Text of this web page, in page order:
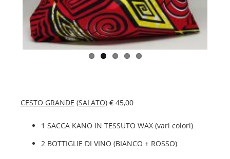
CESTO GRANDE (SALATO) € 45,00
1 SACCA KANO IN TESSUTO WAX (vari colori)
2 BOTTIGLIE DI VINO (BIANCO + ROSSO)